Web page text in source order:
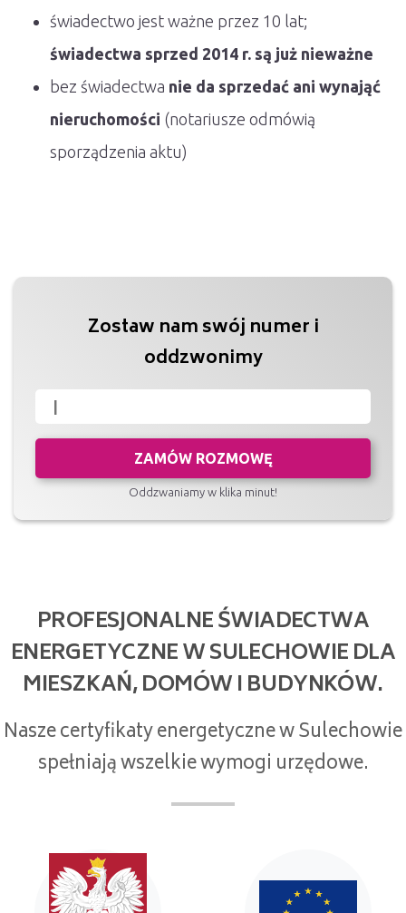
świadectwo jest ważne przez 10 lat;
świadectwa sprzed 2014 r. są już nieważne
bez świadectwa nie da sprzedać ani wynająć
nieruchomości (notariusze odmówią
sporządzenia aktu)
Zostaw nam swój numer i
oddzwonimy
ZAMÓW ROZMOWĘ
Oddzwaniamy w klika minut!
PROFESJONALNE ŚWIADECTWA
ENERGETYCZNE W SULECHOWIE DLA
MIESZKAŃ, DOMÓW I BUDYNKÓW.
Nasze certyfikaty energetyczne w Sulechowie
spełniają wszelkie wymogi urzędowe.